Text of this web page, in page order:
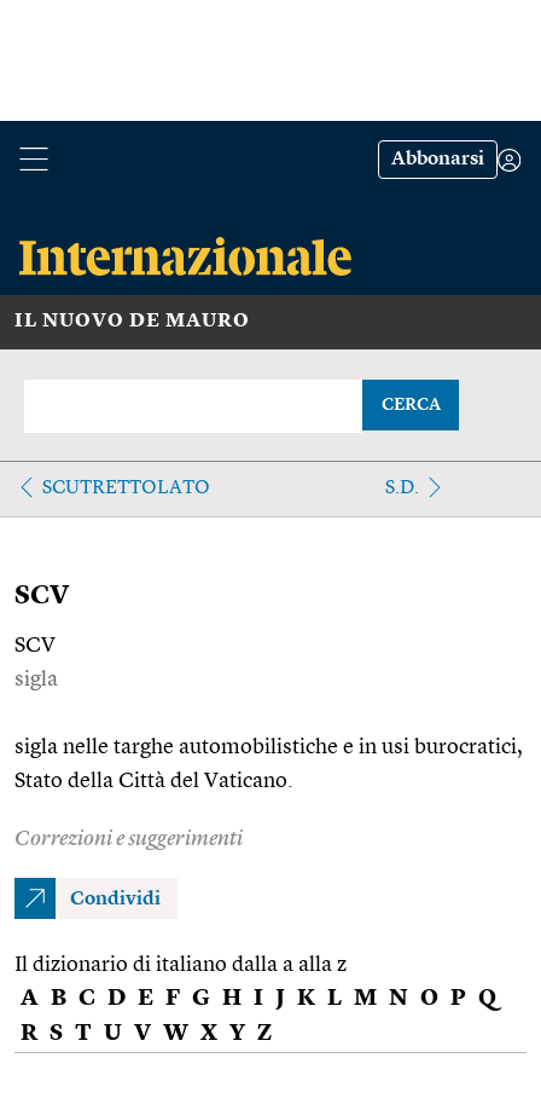
Abbonarsi
IL NUOVO DE MAURO
CERCA
SCUTRETTOLATO S.D.
SCV
SCV
sigla
sigla nelle targhe automobilistiche e in usi burocratici,
Stato della Città del Vaticano.
Correzioni e suggerimenti
Condividi
Il dizionario di italiano dalla a alla z
A B C D E F G H I J K L M N O P Q
R S T U V W X Y Z